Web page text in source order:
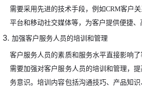
需要采用先进的技术手段，例如CRM客户
平台和移动社交媒体等，为客户提供便捷、
加强客户服务人员的培训和管理
客户服务人员的素质和服务水平直接影响
需要加强对客户服务人员的培训和管理，
务意识。培训内容包括沟通技巧、产品知